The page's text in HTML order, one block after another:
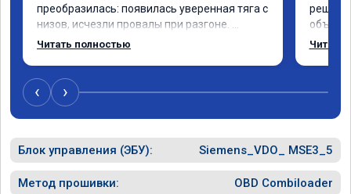
преобразилась: появилась уверенная тяга с
низов, исчезли провалы при разгоне.
Расход в спокойном режиме даже немного
всем, кто сомневается.
Читать полностью
сумму
Читать
‹ ›
Блок управления (ЭБУ): Siemens_VDO_ MSE3_5
Метод прошивки: OBD Combiloader